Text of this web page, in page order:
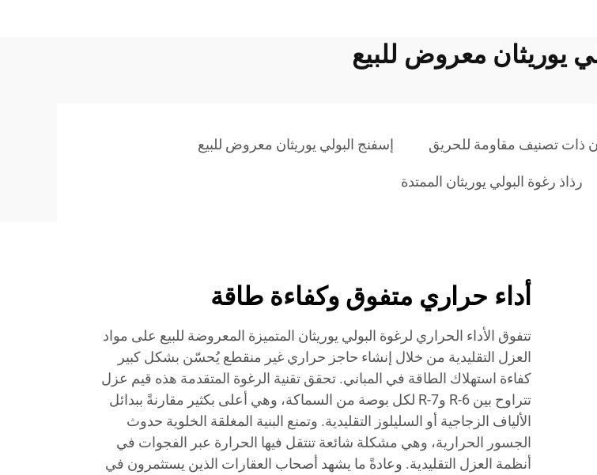
يوريثان معروض للبيع
ذات تصنيف مقاومة للحريق إسفنج البولي يوريثان معروض للبيع
رذاذ رغوة البولي يوريثان الممتدة
أداء حراري متفوق وكفاءة طاقة
تتفوق الأداء الحراري لرغوة البولي يوريثان المتميزة المعروضة للبيع على مواد
العزل التقليدية من خلال إنشاء حاجز حراري غير منقطع يُحسّن بشكل كبير
كفاءة استهلاك الطاقة في المباني. تحقق تقنية الرغوة المتقدمة هذه قيم عزل
تتراوح بين R-6 وR-7 لكل بوصة من السماكة، وهي أعلى بكثير مقارنةً ببدائل
الألياف الزجاجية أو السليلوز التقليدية. وتمنع البنية المغلقة الخلوية حدوث
الجسور الحرارية، وهي مشكلة شائعة تنتقل فيها الحرارة عبر الفجوات في
أنظمة العزل التقليدية. وعادةً ما يشهد أصحاب العقارات الذين يستثمرون في